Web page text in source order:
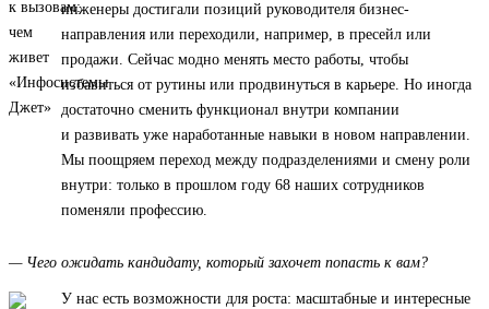
инженеры достигали позиций руководителя бизнес-
направления или переходили, например, в пресейл или
продажи. Сейчас модно менять место работы, чтобы
избавиться от рутины или продвинуться в карьере. Но иногда
достаточно сменить функционал внутри компании
и развивать уже наработанные навыки в новом направлении.
Мы поощряем переход между подразделениями и смену роли
внутри: только в прошлом году 68 наших сотрудников
поменяли профессию.
— Чего ожидать кандидату, который захочет попасть к вам?
У нас есть возможности для роста: масштабные и интересные